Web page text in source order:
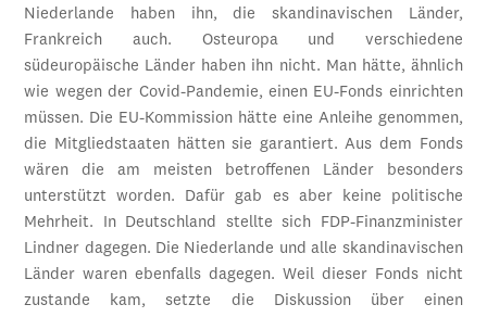
Niederlande haben ihn, die skandinavischen Länder,
Frankreich auch. Osteuropa und verschiedene
südeuropäische Länder haben ihn nicht. Man hätte, ähnlich
wie wegen der Covid-Pandemie, einen EU-Fonds einrichten
müssen. Die EU-Kommission hätte eine Anleihe genommen,
die Mitgliedstaaten hätten sie garantiert. Aus dem Fonds
wären die am meisten betroffenen Länder besonders
unterstützt worden. Dafür gab es aber keine politische
Mehrheit. In Deutschland stellte sich FDP-Finanzminister
Lindner dagegen. Die Niederlande und alle skandinavischen
Länder waren ebenfalls dagegen. Weil dieser Fonds nicht
zustande kam, setzte die Diskussion über einen